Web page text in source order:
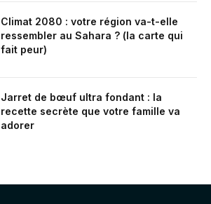
Climat 2080 : votre région va-t-elle
ressembler au Sahara ? (la carte qui
fait peur)
Jarret de bœuf ultra fondant : la
recette secrète que votre famille va
adorer